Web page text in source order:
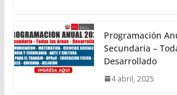
Programación
Secundaria –
Desarrollado
4 abril, 2025